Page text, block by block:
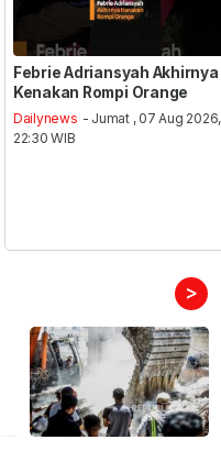
Febrie Adriansyah Akhirnya
Kenakan Rompi Orange
Dailynews - Jumat , 07 Aug 2026,
22:30 WIB
>